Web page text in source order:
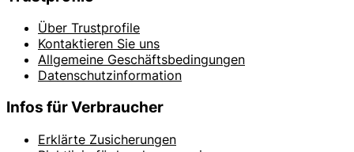
Über Trustprofile
Kontaktieren Sie uns
Allgemeine Geschäftsbedingungen
Datenschutzinformation
Infos für Verbraucher
Erklärte Zusicherungen